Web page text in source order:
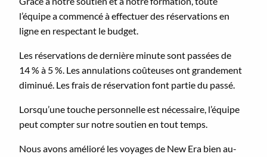
l’équipe a commencé à effectuer des réservations en
ligne en respectant le budget.
Les réservations de dernière minute sont passées de
14 % à 5 %. Les annulations coûteuses ont grandement
diminué. Les frais de réservation font partie du passé.
Lorsqu’une touche personnelle est nécessaire, l’équipe
peut compter sur notre soutien en tout temps.
Nous avons amélioré les voyages de New Era bien au-